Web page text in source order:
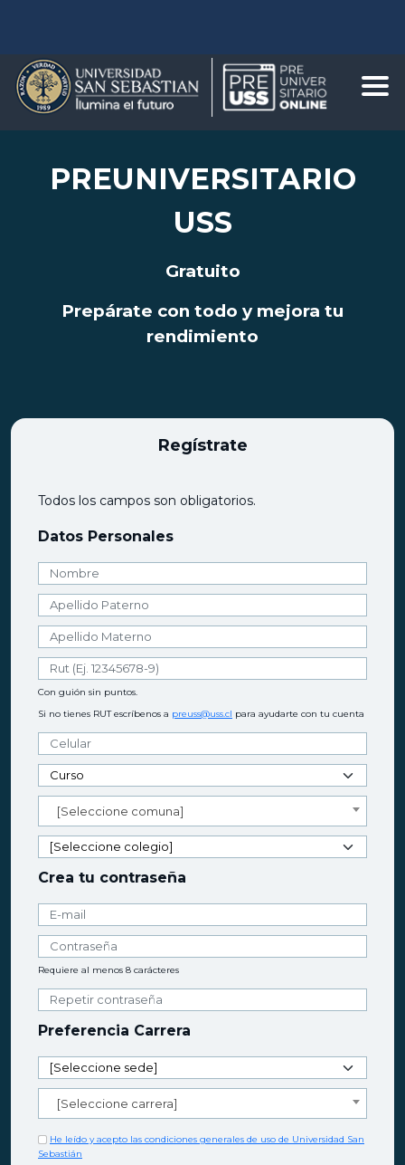
PREUNIVERSITARIO
USS
Gratuito
Prepárate con todo y mejora tu
rendimiento
Regístrate
Todos los campos son obligatorios.
Datos Personales
Con guión sin puntos.
Si no tienes RUT escríbenos a preuss@uss.cl para ayudarte con tu cuenta
[Seleccione comuna]
Crea tu contraseña
Requiere al menos 8 carácteres
Preferencia Carrera
[Seleccione carrera]
He leído y acepto las condiciones generales de uso de Universidad San
Sebastián